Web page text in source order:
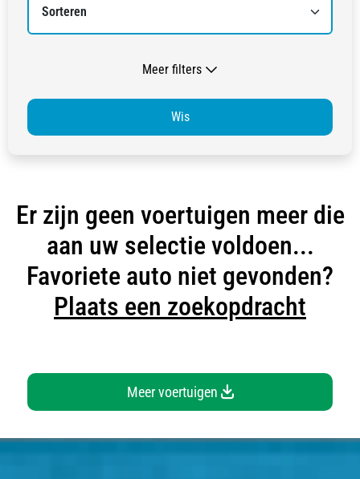
Meer filters
Wis
Er zijn geen voertuigen meer die
aan uw selectie voldoen...
Favoriete auto niet gevonden?
Plaats een zoekopdracht
Meer voertuigen